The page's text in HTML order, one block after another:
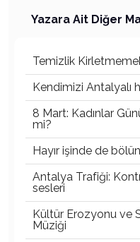
Yazara Ait Diğer
Temizlik
Kendimizi Antalyalı
8 Mart: Kadınlar
mi?
Hayır işinde de
Antalya Trafiği:
sesleri
Kültür Erozyonu ve
Müziği